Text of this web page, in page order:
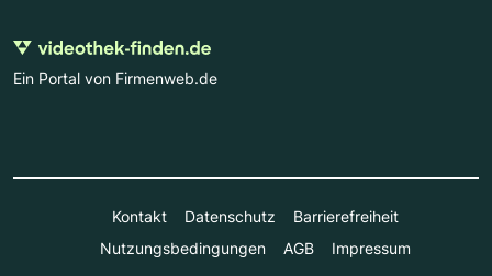
Ein Portal von Firmenweb.de
Kontakt Datenschutz
Barrierefreiheit
Nutzungsbedingungen
AGB Impressum